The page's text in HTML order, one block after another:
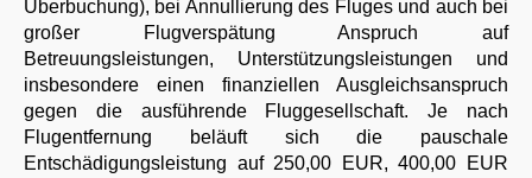
Überbuchung), bei Annullierung des Fluges und auch bei
großer Flugverspätung Anspruch auf
Betreuungsleistungen, Unterstützungsleistungen und
insbesondere einen finanziellen Ausgleichsanspruch
gegen die ausführende Fluggesellschaft. Je nach
Flugentfernung beläuft sich die pauschale
Entschädigungsleistung auf 250,00 EUR, 400,00 EUR